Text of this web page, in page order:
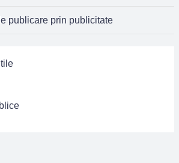
publicare prin publicitate